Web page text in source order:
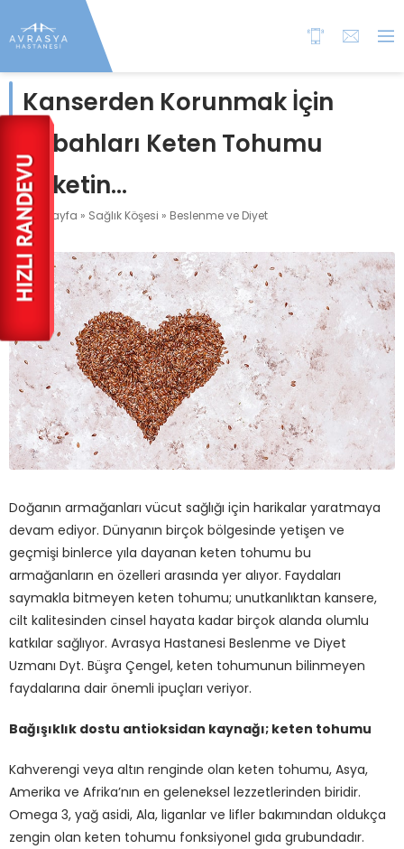
Kanserden Korunmak İçin
Sabahları Keten Tohumu
Tüketin…
Anasayfa » Sağlık Köşesi » Beslenme ve Diyet
Doğanın armağanları vücut sağlığı için harikalar yaratmaya
devam ediyor. Dünyanın birçok bölgesinde yetişen ve
geçmişi binlerce yıla dayanan keten tohumu bu
armağanların en özelleri arasında yer alıyor. Faydaları
saymakla bitmeyen keten tohumu; unutkanlıktan kansere,
cilt kalitesinden cinsel hayata kadar birçok alanda olumlu
katkılar sağlıyor. Avrasya Hastanesi Beslenme ve Diyet
Uzmanı Dyt. Büşra Çengel, keten tohumunun bilinmeyen
faydalarına dair önemli ipuçları veriyor.
Bağışıklık dostu antioksidan kaynağı; keten tohumu
Kahverengi veya altın renginde olan keten tohumu, Asya,
Amerika ve Afrika’nın en geleneksel lezzetlerinden biridir.
Omega 3, yağ asidi, Ala, liganlar ve lifler bakımından oldukça
zengin olan keten tohumu fonksiyonel gıda grubundadır.